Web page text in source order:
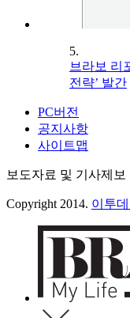
5.
브라보 리
전략’ 발간
PC버전
공지사항
사이트맵
보도자료 및 기사제보
Copyright 2014. 이투